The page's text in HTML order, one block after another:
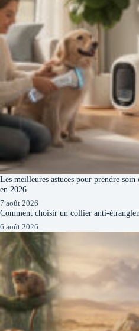
Les meilleures astuces pour prendre soin
en 2026
7 août 2026
Comment choisir un collier anti-
6 août 2026